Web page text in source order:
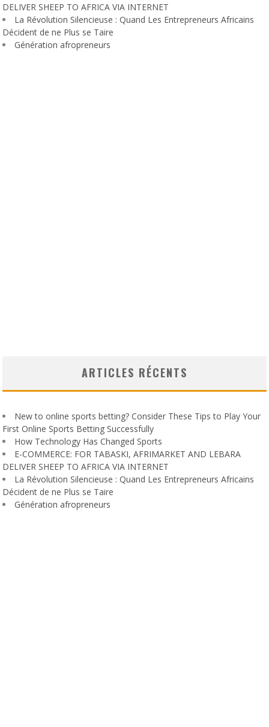
DELIVER SHEEP TO AFRICA VIA INTERNET
La Révolution Silencieuse : Quand Les Entrepreneurs Africains
Décident de ne Plus se Taire
Génération afropreneurs
ARTICLES RÉCENTS
New to online sports betting? Consider These Tips to Play Your
First Online Sports Betting Successfully
How Technology Has Changed Sports
E-COMMERCE: FOR TABASKI, AFRIMARKET AND LEBARA
DELIVER SHEEP TO AFRICA VIA INTERNET
La Révolution Silencieuse : Quand Les Entrepreneurs Africains
Décident de ne Plus se Taire
Génération afropreneurs